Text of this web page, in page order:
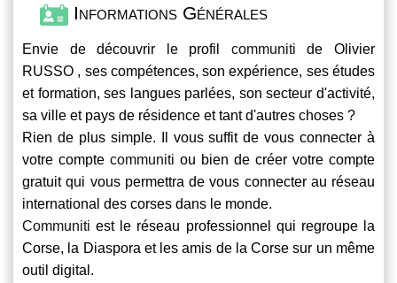
Informations Générales
Envie de découvrir le profil communiti de Olivier
RUSSO , ses compétences, son expérience, ses études
et formation, ses langues parlées, son secteur d'activité,
sa ville et pays de résidence et tant d'autres choses ?
Rien de plus simple. Il vous suffit de vous connecter à
votre compte communiti ou bien de créer votre compte
gratuit qui vous permettra de vous connecter au réseau
international des corses dans le monde.
Communiti est le réseau professionnel qui regroupe la
Corse, la Diaspora et les amis de la Corse sur un même
outil digital.